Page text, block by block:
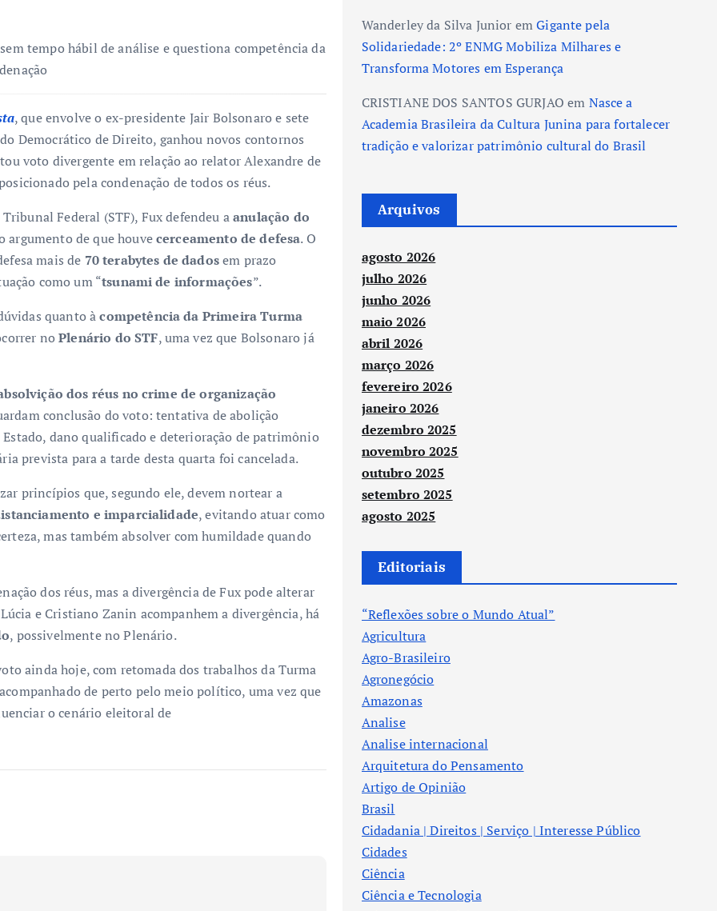
tempo hábil de análise e questiona competência da
, que envolve o ex-presidente Jair Bolsonaro e sete
Democrático de Direito, ganhou novos contornos
voto divergente em relação ao relator Alexandre de
pela condenação de todos os réus.
Federal (STF), Fux defendeu aanulação do
argumento de que houvecerceamento de defesa. O
mais de 70 terabytes de dadosem prazo
como um “tsunami de informações”.
quanto àcompetência da Primeira Turma
noPlenário do STF, uma vez que Bolsonaro já
dos réus no crime de organização
conclusão do voto: tentativa de abolição
dano qualificado e deterioração de patrimônio
prevista para a tarde desta quarta foi cancelada.
princípios que, segundo ele, devem nortear a
e imparcialidade, evitando atuar como
mas também absolver com humildade quando
dos réus, mas a divergência de Fux pode alterar
e Cristiano Zanin acompanhem a divergência, há
, possivelmente no Plenário.
ainda hoje, com retomada dos trabalhos da Turma
de perto pelo meio político, uma vez que
o cenário eleitoral de
Wanderley da Silva Junior emGigante pela
Solidariedade: 2º ENMG Mobiliza Milhares e
Transforma Motores em Esperança
CRISTIANE DOS SANTOS GURJAO em Nasce a
Academia Brasileira da Cultura Junina para fortalecer
tradição e valorizar patrimônio cultural do Brasil
Arquivos
agosto 2026
julho 2026
junho 2026
maio 2026
abril 2026
março 2026
fevereiro 2026
janeiro 2026
dezembro 2025
novembro 2025
outubro 2025
setembro 2025
agosto 2025
Editoriais
“Reflexões sobre o Mundo Atual”
Agricultura
Agro-Brasileiro
Agronegócio
Amazonas
Analise
Analise internacional
Arquitetura do Pensamento
Artigo de Opinião
Brasil
Cidadania | Direitos | Serviço | Interesse Público
Cidades
Ciência
Ciência e Tecnologia